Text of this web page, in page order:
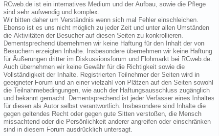
RCweb.de ist ein internatives Medium und der Aufbau, sowie die Pflege
sind sehr aufwendig und komplex.
Wir bitten daher um Verständnis wenn sich mal Fehler einschleichen.
Ebenso ist es uns nicht möglich zu jeder Zeit und unter allen Umständen
die Aktivitäten der Besucher auf diesen Seiten zu konkrollieren.
Dementsprechend übernehmen wir keine Haftung für den Inhalt der von
Besuchern erzeigten Inhalte. Insbesondere übernehmen wir keine Haftung
für Äußerungen dritter im Diskussionsforum und Flohmarkt bei RCweb.de.
Auch übernehmen wir keine Gewähr für die Richtigkeit sowie die
Vollständigkeit der Inhalte. Registrierten Teilnehmer der Seiten wird in
geeigneter Forum und an einer vielzahl von Plätzen auf den Seiten sowohl
die Teilnahmebedingungen, wie auch der Haftungsausschluss zugänglich
und bekannt gemacht. Dementsprechend ist jeder Verfasser eines Inhaltes
für diesen als Autor selbst verantwortlich. Insbesondere sind Inhalte die
gegen geltendes Recht oder gegen gute Sitten verstoßen, die Mensch
missachtend oder die Persönlichkeit anderer angreifen oder einschränken
sind in diesem Forum ausdrücklich untersagt.